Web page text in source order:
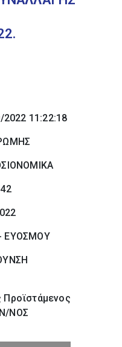
2022 11:22:18
ΕΥΟΣΜΟΥ
ΝΟΣ